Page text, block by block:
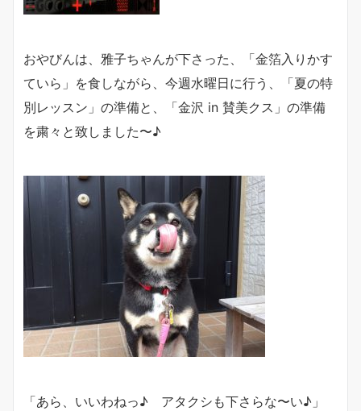
おやびんは、雅子ちゃんが下さった、「金箔入りかす
ていら」を食しながら、今週水曜日に行う、「夏の特
別レッスン」の準備と、「金沢 in 賛美クス」の準備
を粛々と致しました〜♪
「あら、いいわねっ♪ アタクシも下さらな〜い♪」